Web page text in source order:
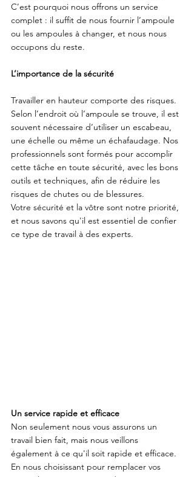
C’est pourquoi nous offrons un service
complet : il suffit de nous fournir l’ampoule
ou les ampoules à changer, et nous nous
occupons du reste.
L’importance de la sécurité
Travailler en hauteur comporte des risques.
Selon l’endroit où l’ampoule se trouve, il est
souvent nécessaire d’utiliser un escabeau,
une échelle ou même un échafaudage. Nos
professionnels sont formés pour accomplir
cette tâche en toute sécurité, avec les bons
outils et techniques, afin de réduire les
risques de chutes ou de blessures.
Votre sécurité et la vôtre sont notre priorité,
et nous savons qu'il est essentiel de confier
ce type de travail à des experts.
Un service rapide et efficace
Non seulement nous vous assurons un
travail bien fait, mais nous veillons
également à ce qu'il soit rapide et efficace.
En nous choisissant pour remplacer vos